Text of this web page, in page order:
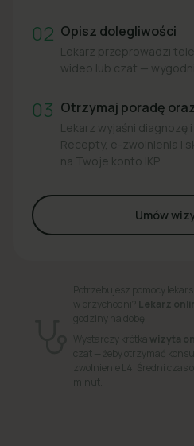
02 Opisz dolegliwości
Lekarz przeprowadzi
wideo lub czat —
03 Otrzymaj poradę
Lekarz wyjaśni diagnozę
Recepty, e-zwolnienia i
na Twoje konto IKP.
Umów
Potrzebujesz pomocy
w przychodni? Lekarz
godziny na dobę.
Wystarczy krótka wizyta
czat — żeby otrzymać
zwolnienie L4. Średni czas
minut.